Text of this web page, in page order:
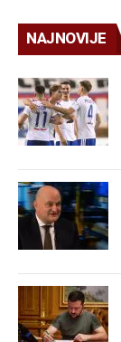
NAJNOVIJE